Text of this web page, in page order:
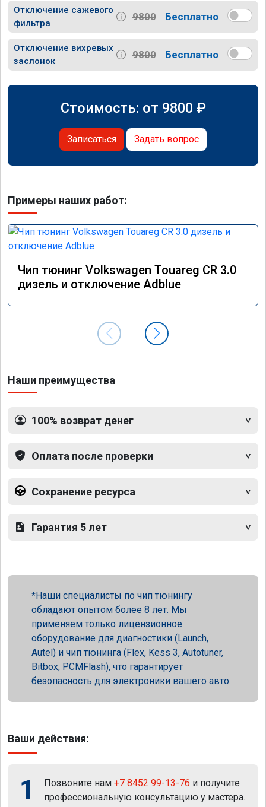
Отключение сажевого
фильтра
9800 Бесплатно
Отключение вихревых
заслонок
9800 Бесплатно
Стоимость: от 9800 ₽
Записаться Задать вопрос
Примеры наших работ:
Чип тюнинг Volkswagen Touareg CR 3.0
дизель и отключение Adblue
Наши преимущества
100% возврат денег
Оплата после проверки
Сохранение ресурса
Гарантия 5 лет
Наши специалисты по чип тюнингу
обладают опытом более 8 лет. Мы
применяем только лицензионное
оборудование для диагностики (Launch,
Autel) и чип тюнинга (Flex, Kess 3, Autotuner,
Bitbox, PCMFlash), что гарантирует
безопасность для электроники вашего авто.
Ваши действия:
1 Позвоните нам +7 8452 99-13-76 и получите
профессиональную консультацию у мастера.